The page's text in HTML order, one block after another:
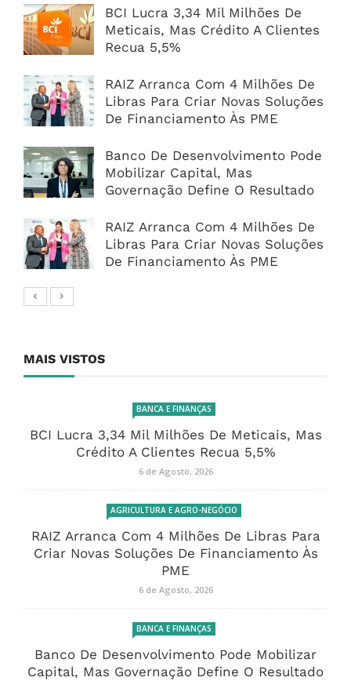
BCI Lucra 3,34 Mil Milhões De
Meticais, Mas Crédito A Clientes
Recua 5,5%
RAIZ Arranca Com 4 Milhões De
Libras Para Criar Novas Soluções
De Financiamento Às PME
Banco De Desenvolvimento Pode
Mobilizar Capital, Mas
Governação Define O Resultado
RAIZ Arranca Com 4 Milhões De
Libras Para Criar Novas Soluções
De Financiamento Às PME
MAIS VISTOS
BANCA E FINANÇAS
BCI Lucra 3,34 Mil Milhões De Meticais, Mas
Crédito A Clientes Recua 5,5%
6 de Agosto, 2026
AGRICULTURA E AGRO-NEGÓCIO
RAIZ Arranca Com 4 Milhões De Libras Para
Criar Novas Soluções De Financiamento Às
PME
6 de Agosto, 2026
BANCA E FINANÇAS
Banco De Desenvolvimento Pode Mobilizar
Capital, Mas Governação Define O Resultado